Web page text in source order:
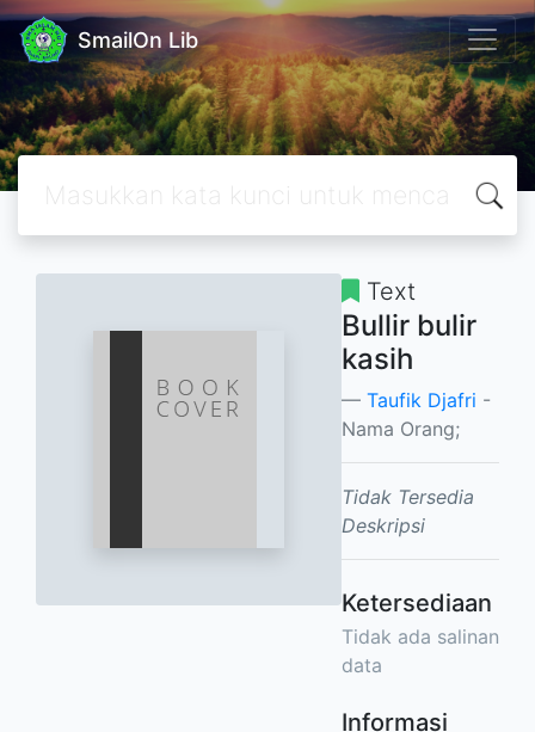
SmailOn Lib
Text
Bullir bulir
kasih
Taufik Djafri -
Nama Orang;
Tidak Tersedia
Deskripsi
Ketersediaan
Tidak ada salinan
data
Informasi